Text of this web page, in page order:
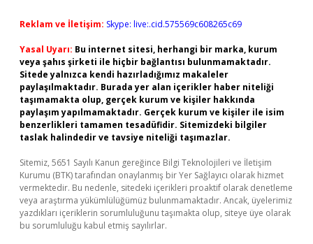
Reklam ve İletişim: Skype: live:.cid.575569c608265c69
Yasal Uyarı: Bu internet sitesi, herhangi bir marka, kurum
veya şahıs şirketi ile hiçbir bağlantısı bulunmamaktadır.
Sitede yalnızca kendi hazırladığımız makaleler
paylaşılmaktadır. Burada yer alan içerikler haber niteliği
taşımamakta olup, gerçek kurum ve kişiler hakkında
paylaşım yapılmamaktadır. Gerçek kurum ve kişiler ile isim
benzerlikleri tamamen tesadüfidir. Sitemizdeki bilgiler
taslak halindedir ve tavsiye niteliği taşımazlar.
Sitemiz, 5651 Sayılı Kanun gereğince Bilgi Teknolojileri ve İletişim
Kurumu (BTK) tarafından onaylanmış bir Yer Sağlayıcı olarak hizmet
vermektedir. Bu nedenle, sitedeki içerikleri proaktif olarak denetleme
veya araştırma yükümlülüğümüz bulunmamaktadır. Ancak, üyelerimiz
yazdıkları içeriklerin sorumluluğunu taşımakta olup, siteye üye olarak
bu sorumluluğu kabul etmiş sayılırlar.